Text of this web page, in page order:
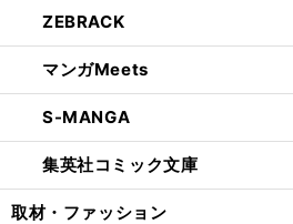
ZEBRACK
マンガMeets
S-MANGA
集英社コミック文庫
取材・ファッション